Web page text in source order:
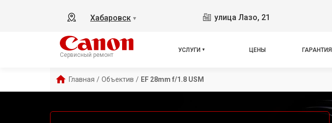
Хабаровск ▼ улица Лазо, 21
Сервисный ремонт
УСЛУГИ ЦЕНЫ ГАРАНТИЯ
Главная / Объектив / EF 28mm f/1.8 USM